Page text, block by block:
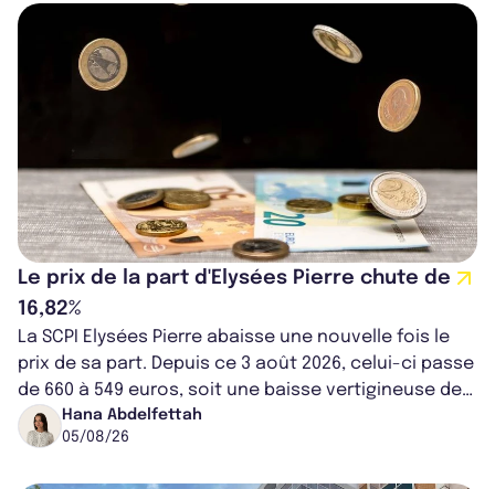
Le prix de la part d'Elysées Pierre chute de
16,82%
La SCPI Elysées Pierre abaisse une nouvelle fois le
prix de sa part. Depuis ce 3 août 2026, celui-ci passe
de 660 à 549 euros, soit une baisse vertigineuse de
16,82%. Cette nouvell...
Hana Abdelfettah
05/08/26